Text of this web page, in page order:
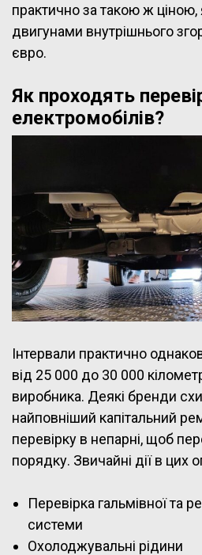
практично за такою ж ціною,
двигунами внутрішнього
євро.
Як проходять
електромобілів?
Інтервали практично
від 25 000 до 30 000
виробника. Деякі бренди
найповніший капітальний
перевірку в непарні, щоб
порядку. Звичайні дії в цих
Перевірка гальмівної та
системи
Охолоджувальні рідини